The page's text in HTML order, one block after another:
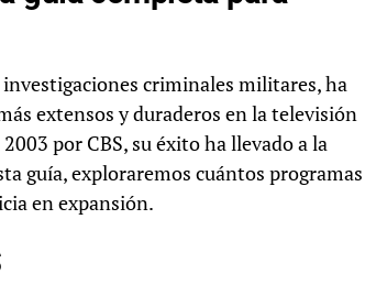
criminales militares, ha
extensos y duraderos en la televisión
por CBS, su éxito ha llevado a la
guía, exploraremos cuántos programas
en expansión.